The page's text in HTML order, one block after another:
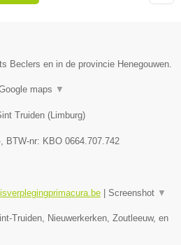
Beclers en in de provincie Henegouwen.
maps ▼
Truiden (Limburg)
, BTW-nr: KBO 0664.707.742
| Screenshot ▼
Truiden, Nieuwerkerken, Zoutleeuw, en